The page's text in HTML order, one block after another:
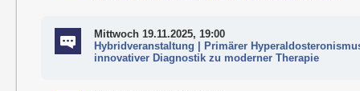
Mittwoch 19.11.2025, 19:00
Hybridveranstaltung | Primärer
innovativer Diagnostik zu moderner Therapie